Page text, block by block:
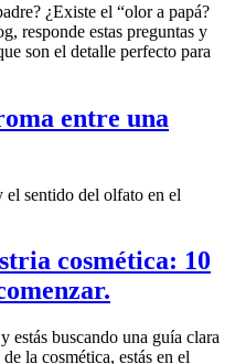
¿Existe el “olor a papá?
responde estas preguntas y
son el detalle perfecto para
entre una
el sentido del olfato en el
cosmética: 10
estás buscando una guía clara
la cosmética, estás en el